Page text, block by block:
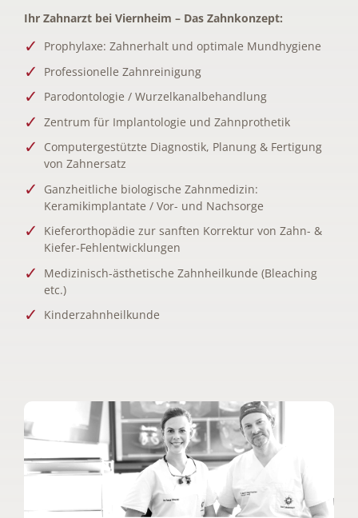
Ihr Zahnarzt bei Viernheim – Das Zahnkonzept:
Prophylaxe: Zahnerhalt und optimale Mundhygiene
Professionelle Zahnreinigung
Parodontologie / Wurzelkanalbehandlung
Zentrum für Implantologie und Zahnprothetik
Computergestützte Diagnostik, Planung & Fertigung
von Zahnersatz
Ganzheitliche biologische Zahnmedizin:
Keramikimplantate / Vor- und Nachsorge
Kieferorthopädie zur sanften Korrektur von Zahn- &
Kiefer-Fehlentwicklungen
Medizinisch-ästhetische Zahnheilkunde (Bleaching
etc.)
Kinderzahnheilkunde